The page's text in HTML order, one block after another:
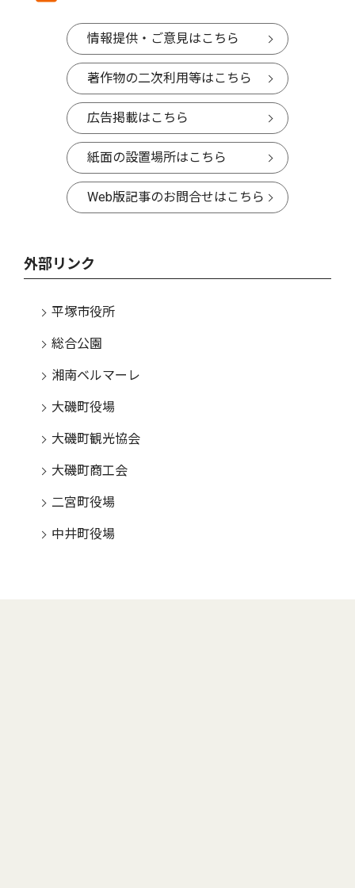
情報提供・ご意見はこちら
著作物の二次利用等はこちら
広告掲載はこちら
紙面の設置場所はこちら
Web版記事のお問合せはこちら
外部リンク
平塚市役所
総合公園
湘南ベルマーレ
大磯町役場
大磯町観光協会
大磯町商工会
二宮町役場
中井町役場